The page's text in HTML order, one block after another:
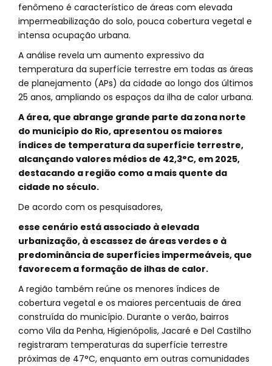
fenômeno é característico de áreas com elevada
impermeabilização do solo, pouca cobertura vegetal e
intensa ocupação urbana.
A análise revela um aumento expressivo da
temperatura da superfície terrestre em todas as áreas
de planejamento (APs) da cidade ao longo dos últimos
25 anos, ampliando os espaços da ilha de calor urbana.
A área, que abrange grande parte da zona norte
do município do Rio, apresentou os maiores
índices de temperatura da superfície terrestre,
alcançando valores médios de 42,3°C, em 2025,
destacando a região como a mais quente da
cidade no século.
De acordo com os pesquisadores,
esse cenário está associado à elevada
urbanização, à escassez de áreas verdes e à
predominância de superfícies impermeáveis, que
favorecem a formação de ilhas de calor.
A região também reúne os menores índices de
cobertura vegetal e os maiores percentuais de área
construída do município. Durante o verão, bairros
como Vila da Penha, Higienópolis, Jacaré e Del Castilho
registraram temperaturas da superfície terrestre
próximas de 47°C, enquanto em outras comunidades